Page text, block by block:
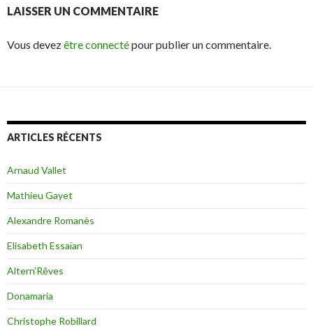
LAISSER UN COMMENTAIRE
Vous devezêtre connectépour publier un commentaire.
ARTICLES RÉCENTS
Arnaud Vallet
Mathieu Gayet
Alexandre Romanès
Elisabeth Essaïan
Altern’Rêves
Donamaria
Christophe Robillard